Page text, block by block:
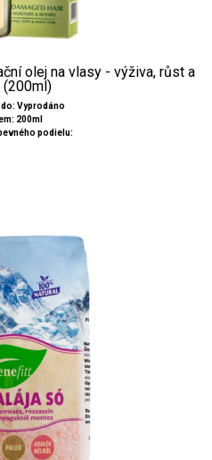
olej na vlasy - výživa, růst a
(200ml)
do: Vyprodáno
200ml
podielu: